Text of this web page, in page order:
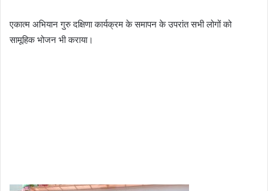
एकात्म अभियान गुरु दक्षिणा कार्यक्रम के समापन के उपरांत सभी लोगों को
सामूहिक भोजन भी कराया।